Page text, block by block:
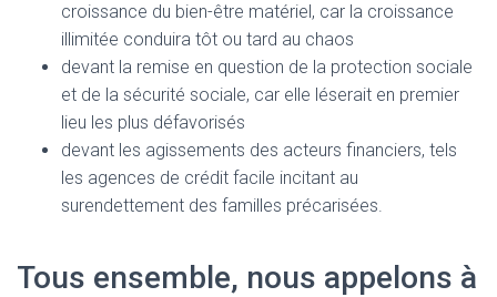
croissance du bien-être matériel, car la croissance
illimitée conduira tôt ou tard au chaos
devant la remise en question de la protection sociale
et de la sécurité sociale, car elle léserait en premier
lieu les plus défavorisés
devant les agissements des acteurs financiers, tels
les agences de crédit facile incitant au
surendettement des familles précarisées.
Tous ensemble, nous appelons à